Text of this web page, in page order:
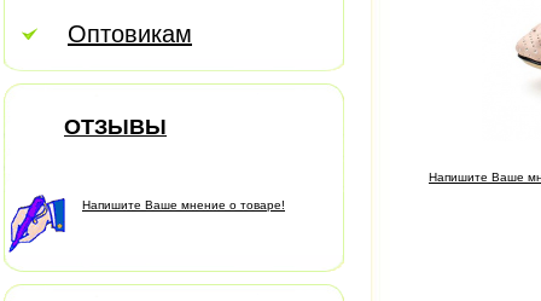
Оптовикам
ОТЗЫВЫ
Напишите Ваше мнение о товаре!
Напишите Ваше